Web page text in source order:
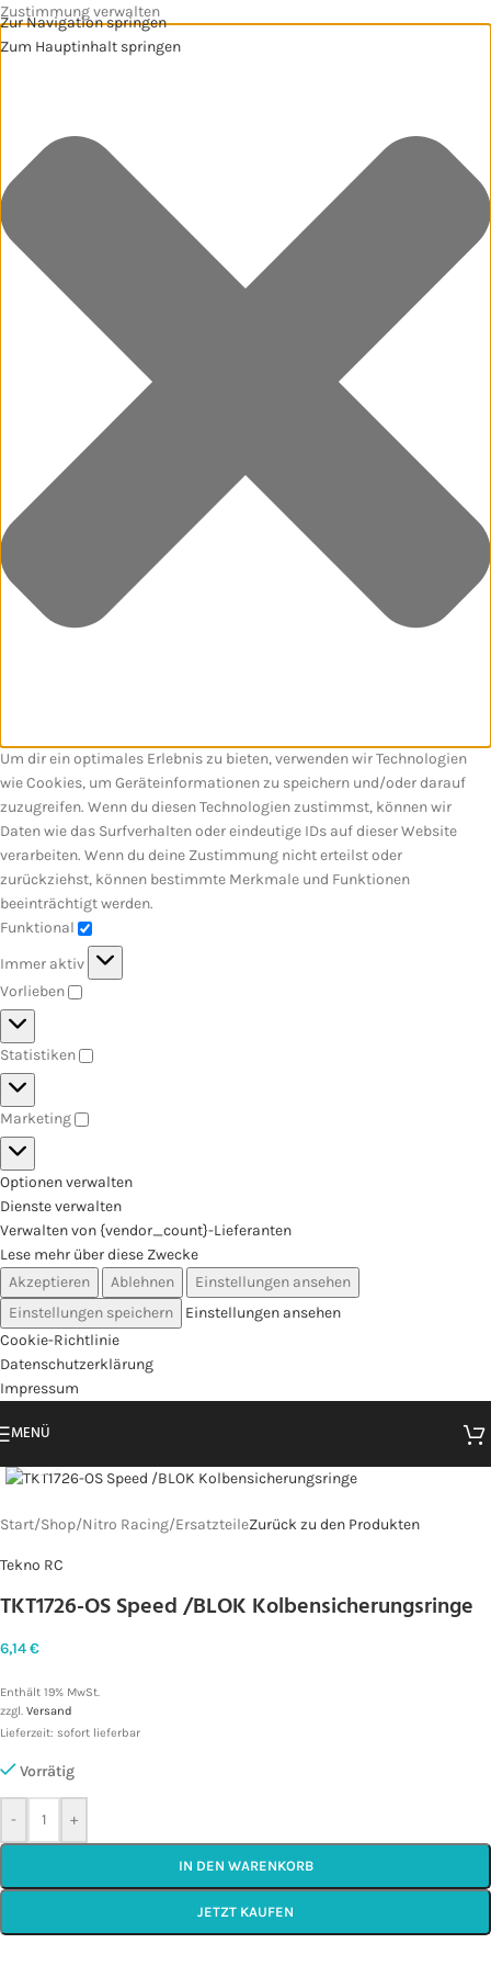
Zustimmung verwalten
Um dir ein optimales Erlebnis zu bieten, verwenden wir Technologien
wie Cookies, um Geräteinformationen zu speichern und/oder darauf
zuzugreifen. Wenn du diesen Technologien zustimmst, können wir
Daten wie das Surfverhalten oder eindeutige IDs auf dieser Website
verarbeiten. Wenn du deine Zustimmung nicht erteilst oder
zurückziehst, können bestimmte Merkmale und Funktionen
beeinträchtigt werden.
Funktional
Immer aktiv
Vorlieben
Statistiken
Marketing
Optionen verwalten
Dienste verwalten
Verwalten von {vendor_count}-Lieferanten
Lese mehr über diese Zwecke
Akzeptieren
Ablehnen
Einstellungen ansehen
Einstellungen speichern
Einstellungen ansehen
Cookie-Richtlinie
Datenschutzerklärung
Impressum
Zur Navigation springen
Zum Hauptinhalt springen
MENÜ
Start/Shop/Nitro Racing/ErsatzteileZurück zu den Produkten
Tekno RC
TKT1726-OS Speed /BLOK Kolbensicherungsringe
6,14€
Enthält 19% MwSt.
zzgl. Versand
Lieferzeit: sofort lieferbar
Vorrätig
- +
IN DEN WARENKORB
JETZT KAUFEN